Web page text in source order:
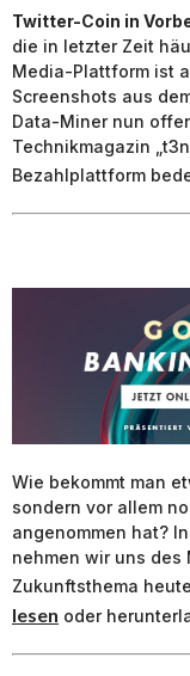
Twitter-Coin in
die in letzter Zeit
Media-Plattform ist
Screenshots aus
Data-Miner nun
Technikmagazin
Bezahlplattform
Wie bekommt man
sondern vor allem
angenommen hat?
nehmen wir uns des
Zukunftsthema
lesen oder